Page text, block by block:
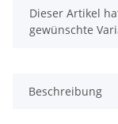
x
Dieser Artikel
gewünschte
Beschreibung